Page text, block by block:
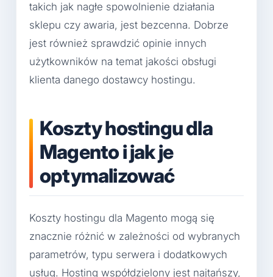
takich jak nagłe spowolnienie działania
sklepu czy awaria, jest bezcenna. Dobrze
jest również sprawdzić opinie innych
użytkowników na temat jakości obsługi
klienta danego dostawcy hostingu.
Koszty hostingu dla
Magento i jak je
optymalizować
Koszty hostingu dla Magento mogą się
znacznie różnić w zależności od wybranych
parametrów, typu serwera i dodatkowych
usług. Hosting współdzielony jest najtańszy,